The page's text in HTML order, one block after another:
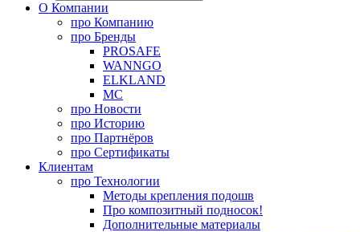
О Компании
про Компанию
про Бренды
PROSAFE
WANNGO
ELKLAND
MC
про Новости
про Историю
про Партнёров
про Сертификаты
Клиентам
про Технологии
Методы крепления подошв
Про композитный подносок!
Дополнительные материалы